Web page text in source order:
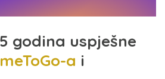
godina uspješne
a i